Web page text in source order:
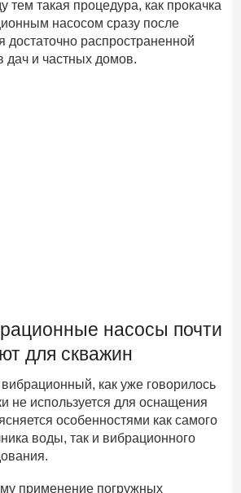
тем такая процедура, как прокачка
насосом сразу после
достаточно распространенной
дач и частных домов.
насосы почти
для скважин
как уже говорилось
не используется для оснащения
особенностями как самого
воды, так и вибрационного
применение погружных